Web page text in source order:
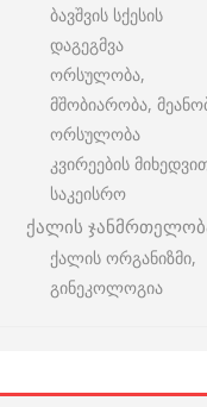
ბავშვის სქესის
დაგეგმვა
ორსულობა,
მშობიარობა,
ორსულობა
კვირეების
საკეისრო
ქალის
ქალის ორგანიზმი,
გინეკოლოგია